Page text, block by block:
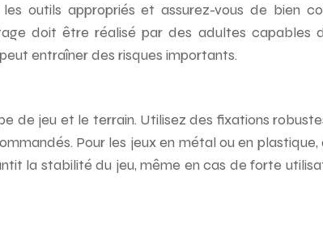
outils appropriés et assurez-vous de bien
doit être réalisé par des adultes capables
entraîner des risques importants.
de jeu et le terrain. Utilisez des fixations
Pour les jeux en métal ou en
la stabilité du jeu, même en cas de forte